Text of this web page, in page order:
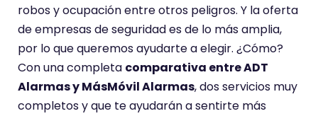
robos y ocupación entre otros peligros. Y la oferta
de empresas de seguridad es de lo más amplia,
por lo que queremos ayudarte a elegir. ¿Cómo?
Con una completa comparativa entre ADT
Alarmas y MásMóvil Alarmas, dos servicios muy
completos y que te ayudarán a sentirte más